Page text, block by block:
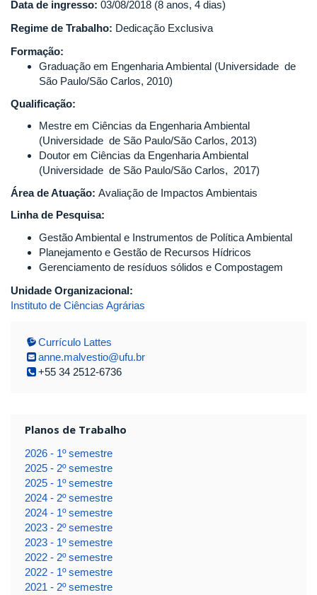
Data de ingresso: 03/08/2018 (8 anos, 4 dias)
Regime de Trabalho: Dedicação Exclusiva
Formação:
Graduação em Engenharia Ambiental (Universidade de
São Paulo/São Carlos, 2010)
Qualificação:
Mestre em Ciências da Engenharia Ambiental
(Universidade de São Paulo/São Carlos, 2013)
Doutor em Ciências da Engenharia Ambiental
(Universidade de São Paulo/São Carlos, 2017)
Área de Atuação: Avaliação de Impactos Ambientais
Linha de Pesquisa:
Gestão Ambiental e Instrumentos de Política Ambiental
Planejamento e Gestão de Recursos Hídricos
Gerenciamento de resíduos sólidos e Compostagem
Unidade Organizacional:
Instituto de Ciências Agrárias
Currículo Lattes
anne.malvestio@ufu.br
+55 34 2512-6736
Planos de Trabalho
2026 - 1º semestre
2025 - 2º semestre
2025 - 1º semestre
2024 - 2º semestre
2024 - 1º semestre
2023 - 2º semestre
2023 - 1º semestre
2022 - 2º semestre
2022 - 1º semestre
2021 - 2º semestre